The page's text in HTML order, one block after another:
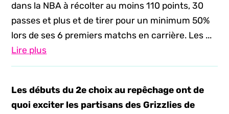
dans la NBA à récolter au moins 110 points, 30
passes et plus et de tirer pour un minimum 50%
lors de ses 6 premiers matchs en carrière. Les ...
Lire plus
Les débuts du 2e choix au repêchage ont de
quoi exciter les partisans des Grizzlies de